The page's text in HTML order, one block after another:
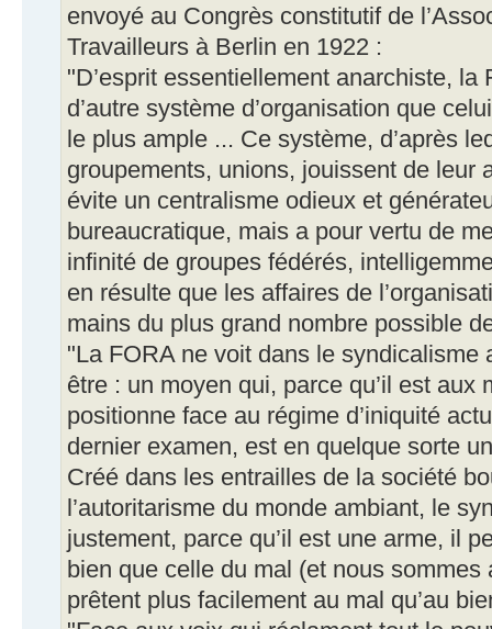
envoyé au Congrès constitutif de
Travailleurs à Berlin en 1922 :
"D’esprit essentiellement anarchiste, la
d’autre système d’organisation que
le plus ample ... Ce système, d’après
groupements, unions, jouissent de leur
évite un centralisme odieux et
bureaucratique, mais a pour vertu de
infinité de groupes fédérés,
en résulte que les affaires de
mains du plus grand nombre possible
"La FORA ne voit dans le syndicalisme
être : un moyen qui, parce qu’il est aux
positionne face au régime d’iniquité
dernier examen, est en quelque sorte
Créé dans les entrailles de la société
l’autoritarisme du monde ambiant, le
justement, parce qu’il est une arme, il
bien que celle du mal (et nous
prêtent plus facilement au mal qu’au